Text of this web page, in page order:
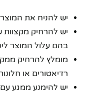
יש להניח את
יש להרחיק מקצוות
בהם עלול המוצר
מומלץ להרחיק
רדיאטורים או
יש להימנע ממגע עם